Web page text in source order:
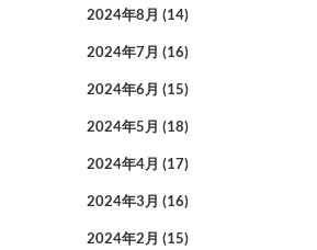
2024年8月 (14)
2024年7月 (16)
2024年6月 (15)
2024年5月 (18)
2024年4月 (17)
2024年3月 (16)
2024年2月 (15)